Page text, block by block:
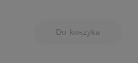
Do koszyka